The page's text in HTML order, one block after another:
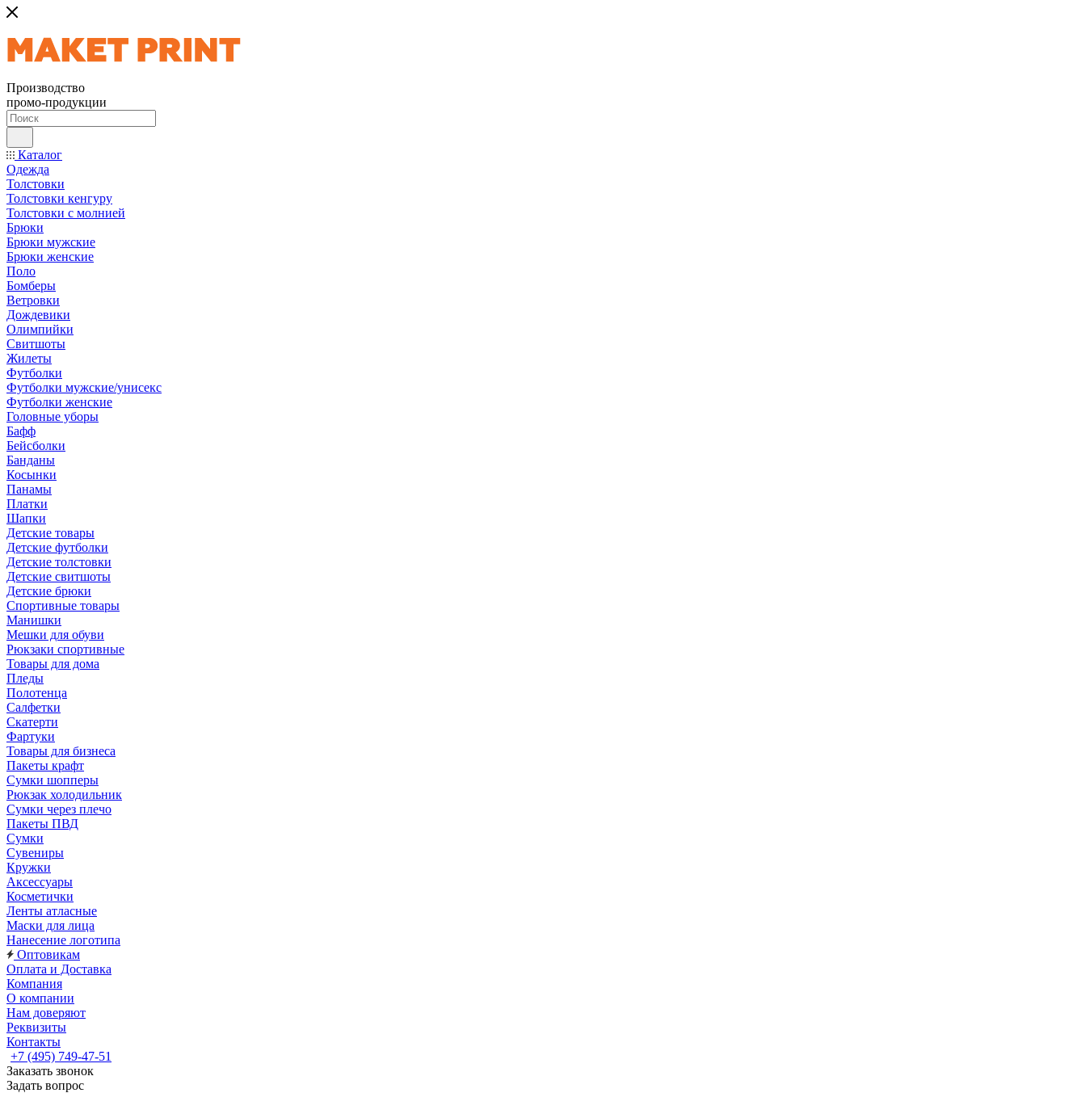
Производство
промо-продукции
Каталог
Одежда
Толстовки
Толстовки кенгуру
Толстовки с молнией
Брюки
Брюки мужские
Брюки женские
Поло
Бомберы
Ветровки
Дождевики
Олимпийки
Свитшоты
Жилеты
Футболки
Футболки мужские/унисекс
Футболки женские
Головные уборы
Бафф
Бейсболки
Банданы
Косынки
Панамы
Платки
Шапки
Детские товары
Детские футболки
Детские толстовки
Детские свитшоты
Детские брюки
Спортивные товары
Манишки
Мешки для обуви
Рюкзаки спортивные
Товары для дома
Пледы
Полотенца
Салфетки
Скатерти
Фартуки
Товары для бизнеса
Пакеты крафт
Сумки шопперы
Рюкзак холодильник
Сумки через плечо
Пакеты ПВД
Сумки
Сувениры
Кружки
Аксессуары
Косметички
Ленты атласные
Маски для лица
Нанесение логотипа
Оптовикам
Оплата и Доставка
Компания
О компании
Нам доверяют
Реквизиты
Контакты
+7 (495) 749-47-51
Заказать звонок
Задать вопрос